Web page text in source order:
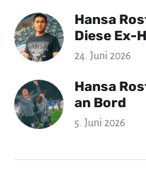
Hansa
Diese Ex-
24. Juni 2026
Hansa
an Bord
5. Juni 2026